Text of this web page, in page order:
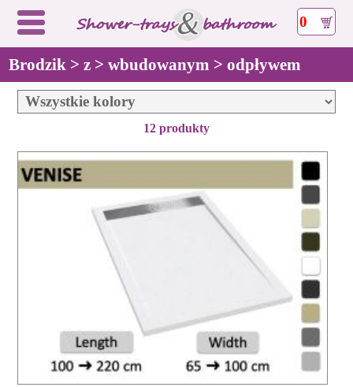
0
Brodzik > z > wbudowanym > odpływem
12 produkty